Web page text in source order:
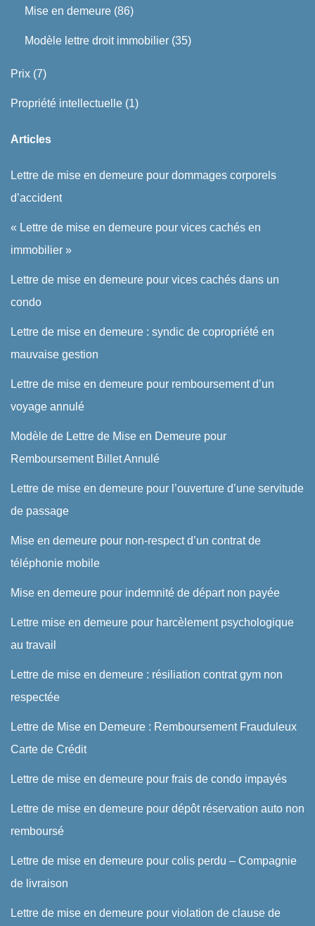
Mise en demeure (86)
Modèle lettre droit immobilier (35)
Prix (7)
Propriété intellectuelle (1)
Articles
Lettre de mise en demeure pour dommages corporels
d’accident
« Lettre de mise en demeure pour vices cachés en
immobilier »
Lettre de mise en demeure pour vices cachés dans un
condo
Lettre de mise en demeure : syndic de copropriété en
mauvaise gestion
Lettre de mise en demeure pour remboursement d’un
voyage annulé
Modèle de Lettre de Mise en Demeure pour
Remboursement Billet Annulé
Lettre de mise en demeure pour l’ouverture d’une servitude
de passage
Mise en demeure pour non-respect d’un contrat de
téléphonie mobile
Mise en demeure pour indemnité de départ non payée
Lettre mise en demeure pour harcèlement psychologique
au travail
Lettre de mise en demeure : résiliation contrat gym non
respectée
Lettre de Mise en Demeure : Remboursement Frauduleux
Carte de Crédit
Lettre de mise en demeure pour frais de condo impayés
Lettre de mise en demeure pour dépôt réservation auto non
remboursé
Lettre de mise en demeure pour colis perdu – Compagnie
de livraison
Lettre de mise en demeure pour violation de clause de